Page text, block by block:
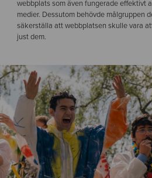
webbplats som även fungerade effektivt
medier. Dessutom behövde målgruppen
säkerställa att webbplatsen skulle vara
just dem.